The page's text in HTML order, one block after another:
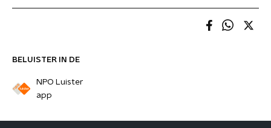
BELUISTER IN DE
NPO Luister
app